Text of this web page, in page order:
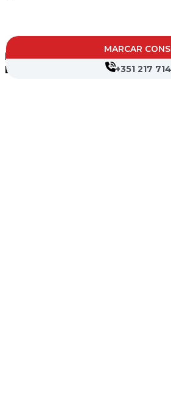
MARCAR
+351 217
Digite o termo de pesquisa e
ENTER